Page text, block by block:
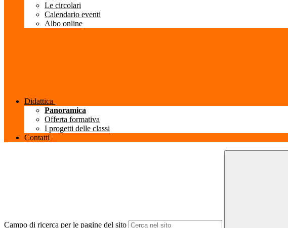
Le circolari
Calendario eventi
Albo online
Didattica
Panoramica
Offerta formativa
I progetti delle classi
Contatti
Campo di ricerca per le pagine del sito